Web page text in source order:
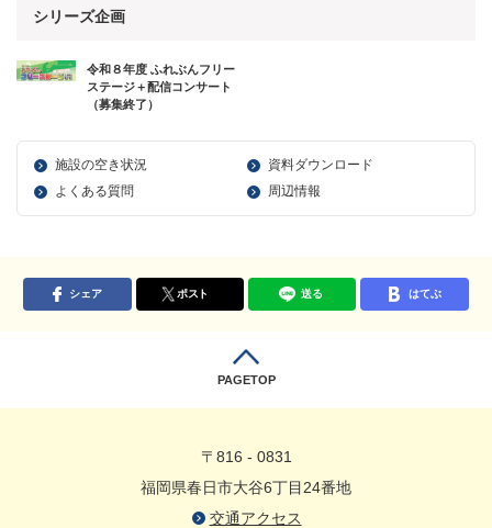
シリーズ企画
令和８年度 ふれぶんフリー
ステージ＋配信コンサート
（募集終了）
施設の空き状況
資料ダウンロード
よくある質問
周辺情報
シェア ポスト 送る はてぶ
PAGETOP
〒816 - 0831
福岡県春日市大谷6丁目24番地
交通アクセス